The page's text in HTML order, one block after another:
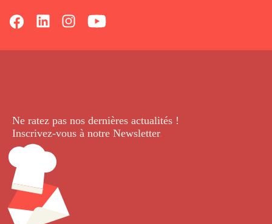
Ne ratez pas nos dernières actualités !
Inscrivez-vous à notre Newsletter.